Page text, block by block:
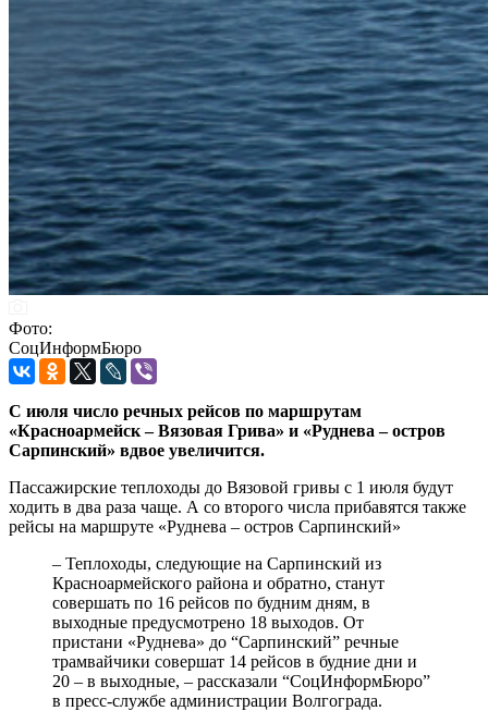
Фото:
СоцИнформБюро
С июля число речных рейсов по маршрутам
«Красноармейск – Вязовая Грива» и «Руднева – остров
Сарпинский» вдвое увеличится.
Пассажирские теплоходы до Вязовой гривы с 1 июля будут
ходить в два раза чаще. А со второго числа прибавятся также
рейсы на маршруте «Руднева – остров Сарпинский»
– Теплоходы, следующие на Сарпинский из
Красноармейского района и обратно, станут
совершать по 16 рейсов по будним дням, в
выходные предусмотрено 18 выходов. От
пристани «Руднева» до “Сарпинский” речные
трамвайчики совершат 14 рейсов в будние дни и
20 – в выходные, – рассказали “СоцИнформБюро”
в пресс-службе администрации Волгограда.